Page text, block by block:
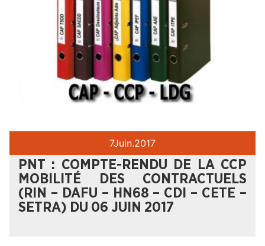
7Juin.2017
PNT : COMPTE-RENDU DE LA CCP
MOBILITÉ DES CONTRACTUELS
(RIN – DAFU – HN68 – CDI – CETE –
SETRA) DU 06 JUIN 2017